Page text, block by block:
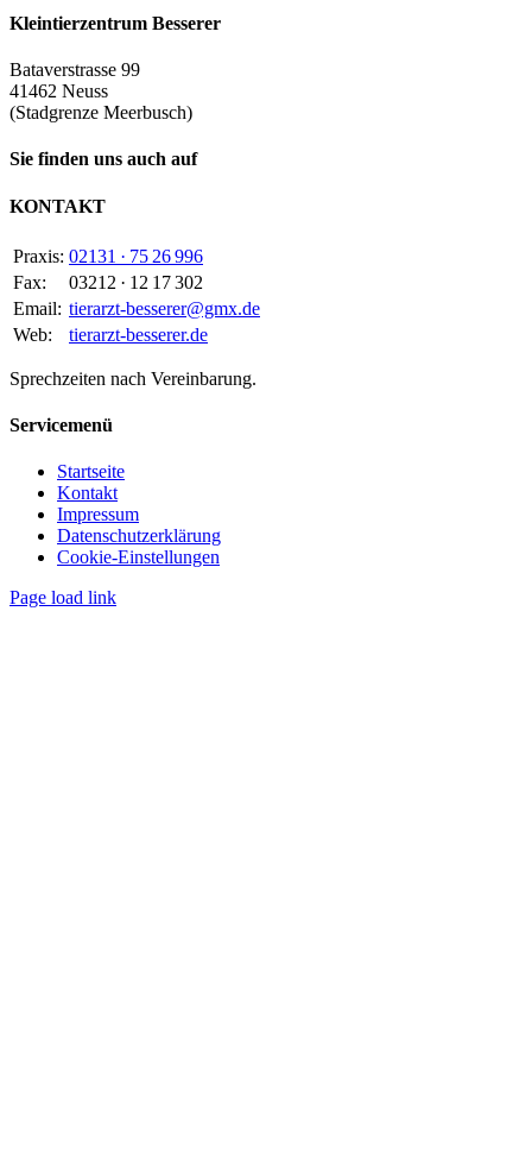
Kleintierzentrum Besserer
Bataverstrasse 99
41462 Neuss
(Stadgrenze Meerbusch)
Sie finden uns auch auf
KONTAKT
Praxis: 02131 · 75 26 996
Fax:
03212 · 12 17 302
Email: tierarzt-besserer@gmx.de
Web:
tierarzt-besserer.de
Sprechzeiten nach Vereinbarung.
Servicemenü
Startseite
Kontakt
Impressum
Datenschutzerklärung
Cookie-Einstellungen
Page load link